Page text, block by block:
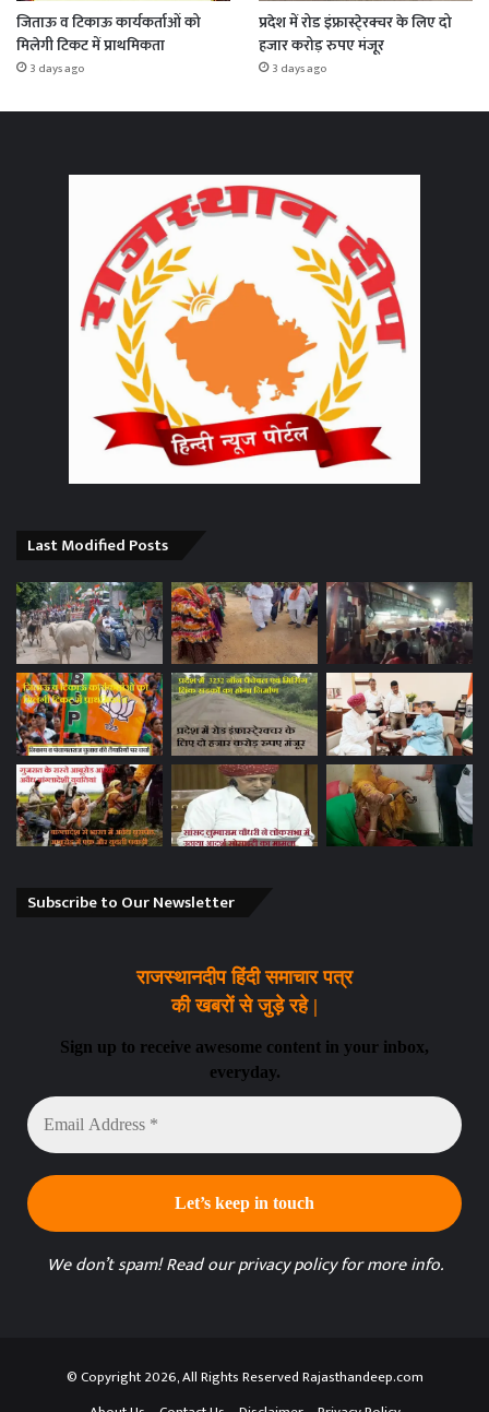
जिताऊ व टिकाऊ कार्यकर्ताओं को
मिलेगी टिकट में प्राथमिकता
3 days ago
प्रदेश में रोड इंफ्रास्टे्रक्चर के लिए दो
हजार करोड़ रुपए मंजूर
3 days ago
Last Modified Posts
Subscribe to Our Newsletter
राजस्थानदीप हिंदी समाचार पत्र
की खबरों से जुड़े रहे |
Sign up to receive awesome content in your inbox,
everyday.
Email
Address
*
We don’t spam! Read ourprivacy policyfor more info.
© Copyright 2026, All Rights Reserved Rajasthandeep.com